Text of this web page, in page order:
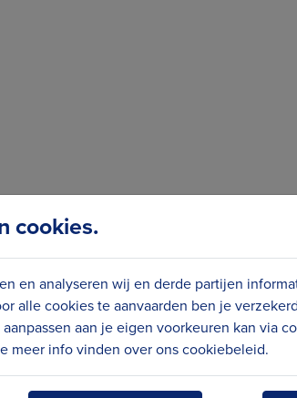
cookies.
en analyseren wij en derde partijen
alle cookies te aanvaarden ben je
aan je eigen voorkeuren kan via
meer info vinden over ons cookiebeleid.